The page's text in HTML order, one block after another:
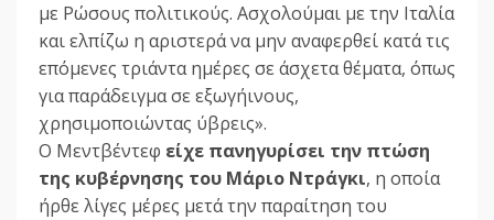
με Ρώσους πολιτικούς. Ασχολούμαι με την Ιταλία
και ελπίζω η αριστερά να μην αναφερθεί κατά τις
επόμενες τριάντα ημέρες σε άσχετα θέματα, όπως
για παράδειγμα σε εξωγήινους,
χρησιμοποιώντας ύβρεις».
Ο Μεντβέντεφ είχε πανηγυρίσει την πτώση
της κυβέρνησης του Μάριο Ντράγκι, η οποία
ήρθε λίγες μέρες μετά την παραίτηση του